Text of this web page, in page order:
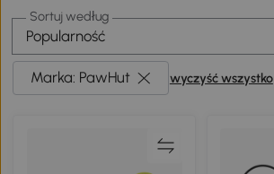
Sortuj według
Popularność
Marka: PawHut wyczyść wszystko